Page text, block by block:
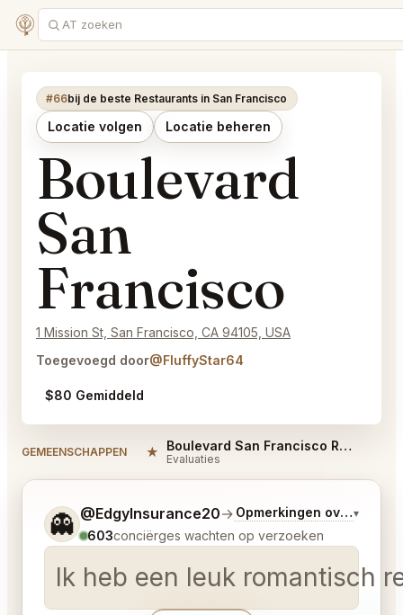
#66bij de beste Restaurants in San Francisco
Locatie volgen Locatie beheren
Boulevard
San
Francisco
1 Mission St, San Francisco, CA 94105, USA
Toegevoegd door@FluffyStar64
$80 Gemiddeld
GEMEENSCHAPPEN ★ Boulevard San Francisco Reviews
Evaluaties
👻 @EdgyInsurance20→ Opmerkingen over▾
603conciërges wachten op verzoeken
Ik heb een leuk romantisch
Vertel me wat je wilt.